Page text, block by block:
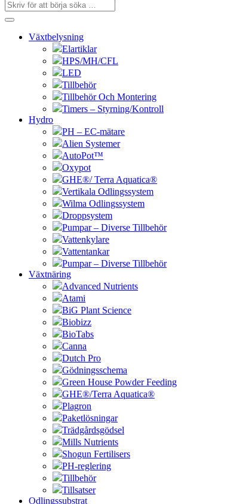
Växtbelysning
Elartiklar
HPS/MH/CFL
LED
Tillbehör
Tillbehör Och Montering
Timers – Styrning/Kontroll
Hydro
PH – EC-mätare
Alien Systemer
AutoPot™
Oxypot
GHE®/ Terra Aquatica®
Vertikala Odlingssystem
Wilma Odlingssystem
Droppsystem
Pumpar – Diverse Tillbehör
Vattenkylare
Vattentankar
Pumpar – Diverse Tillbehör
Växtnäring
Advanced Nutrients
Atami
BiG Plant Science
Biobizz
BioTabs
Canna
Dutch Pro
Gödningsschema
Green House Powder Feeding
GHE®/Terra Aquatica®
Plagron
Paketlösningar
Trädgårdsgödsel
Mills Nutrients
Shogun Fertilisers
PH-reglering
Tillbehör
Tillsatser
Odlingssubstrat